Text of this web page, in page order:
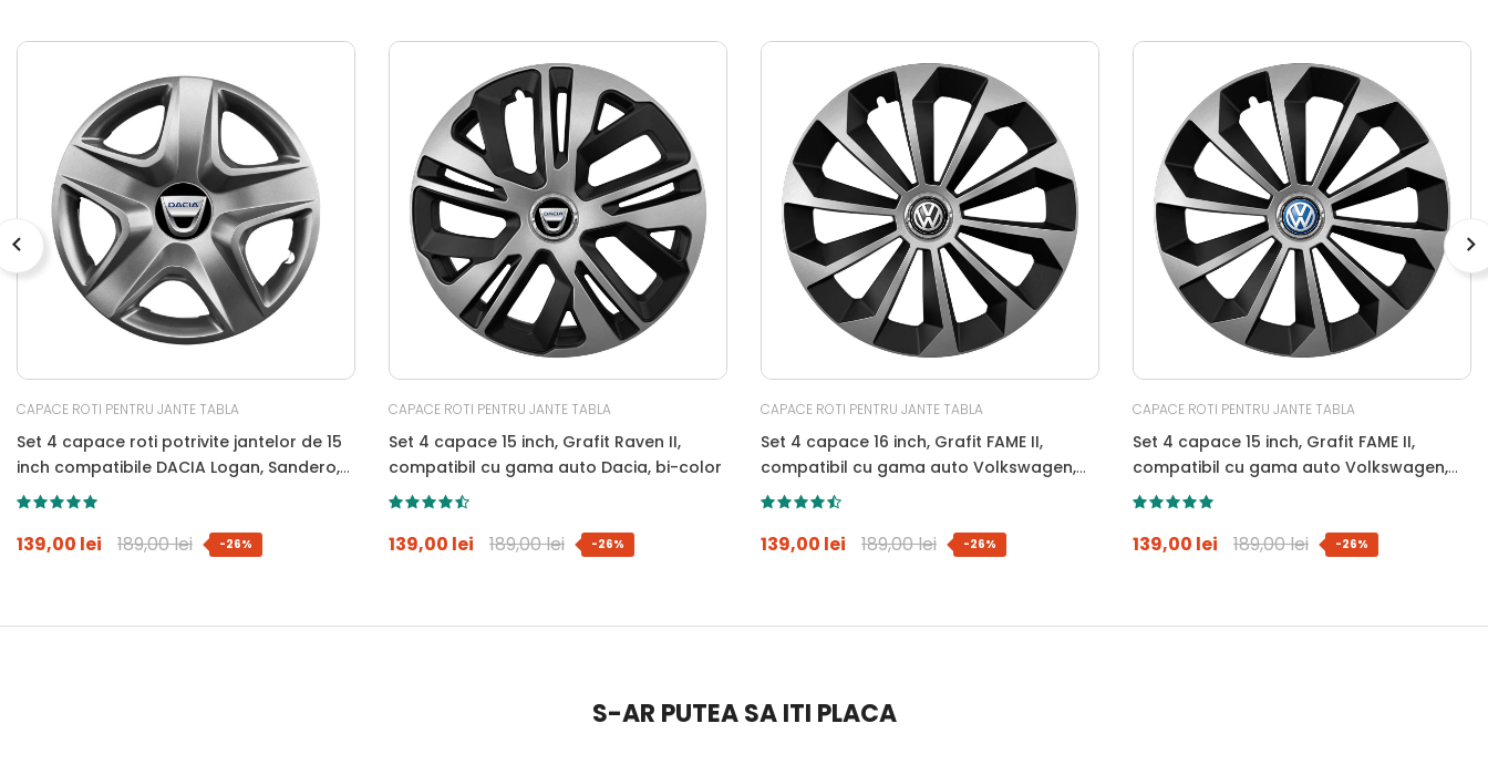
CAPACE ROTI PENTRU JANTE TABLA
Set 4 capace roti potrivite jantelor de 15
inch compatibile DACIA Logan, Sandero,
Duster, Dokker, Model-340
139,00 lei 189,00 lei -26%
CAPACE ROTI PENTRU JANTE TABLA
Set 4 capace 15 inch, Grafit Raven II,
compatibil cu gama auto Dacia, bi-color
139,00 lei 189,00 lei -26%
CAPACE ROTI PENTRU JANTE TABLA
Set 4 capace 16 inch, Grafit FAME II,
compatibil cu gama auto Volkswagen,
bi-color
139,00 lei 189,00 lei -26%
CAPACE ROTI PENTRU JANTE TABLA
Set 4 capace 15 inch, Grafit FAME II,
compatibil cu gama auto Volkswagen,
bi-color, Sigla Albastra
139,00 lei 189,00 lei -26%
S-AR PUTEA SA ITI PLACA